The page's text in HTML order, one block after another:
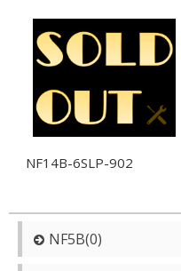
NF14B-6SLP-902
NF5B(0)